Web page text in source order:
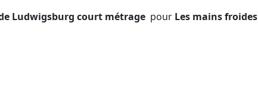
Ludwigsburg court métrage pour Les mains froides